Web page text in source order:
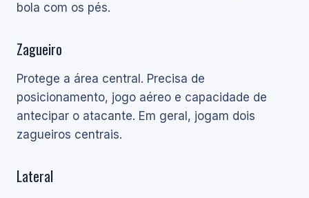
bola com os pés.
Zagueiro
Protege a área central. Precisa de
posicionamento, jogo aéreo e capacidade de
antecipar o atacante. Em geral, jogam dois
zagueiros centrais.
Lateral